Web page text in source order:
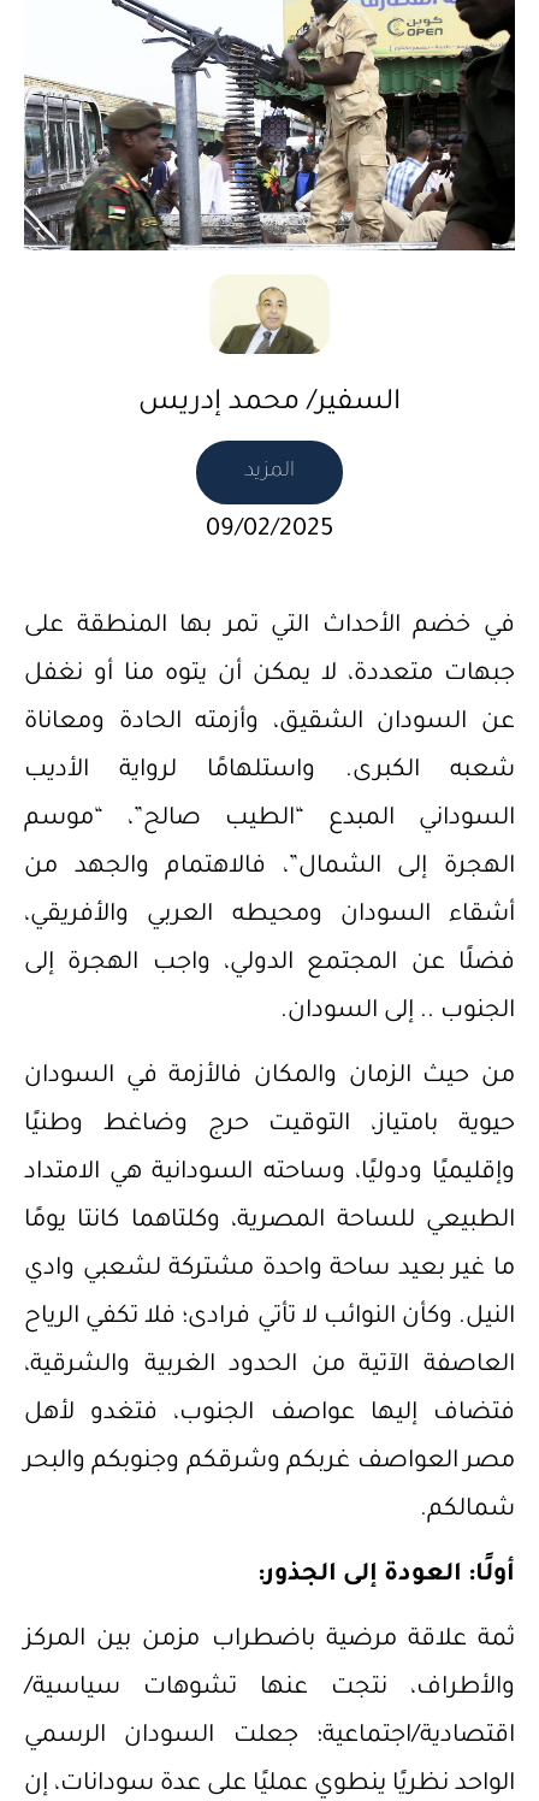
السفير/ محمد إدريس
المزيد
09/02/2025
في خضم الأحداث التي تمر بها المنطقة على
جبهات متعددة، لا يمكن أن يتوه منا أو نغفل
عن السودان الشقيق، وأزمته الحادة ومعاناة
شعبه الكبرى. واستلهامًا لرواية الأديب
السوداني المبدع “الطيب صالح”، “موسم
الهجرة إلى الشمال”، فالاهتمام والجهد من
أشقاء السودان ومحيطه العربي والأفريقي،
فضلًا عن المجتمع الدولي، واجب الهجرة إلى
الجنوب .. إلى السودان.
من حيث الزمان والمكان فالأزمة في السودان
حيوية بامتياز، التوقيت حرج وضاغط وطنيًا
وإقليميًا ودوليًا، وساحته السودانية هي الامتداد
الطبيعي للساحة المصرية، وكلتاهما كانتا يومًا
ما غير بعيد ساحة واحدة مشتركة لشعبي وادي
النيل. وكأن النوائب لا تأتي فرادى؛ فلا تكفي الرياح
العاصفة الآتية من الحدود الغربية والشرقية،
فتضاف إليها عواصف الجنوب، فتغدو لأهل
مصر العواصف غربكم وشرقكم وجنوبكم والبحر
شمالكم.
أولا: العودة إلى الجذور:
ثمة علاقة مرضية باضطراب مزمن بين المركز
والأطراف، نتجت عنها تشوهات سياسية/
اقتصادية/اجتماعية؛ جعلت السودان الرسمي
الواحد نظريًا ينطوي عمليًا على عدة سودانات، إن